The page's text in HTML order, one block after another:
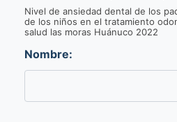
Nivel de ansiedad dental de los
de los niños en el tratamiento
salud las moras Huánuco 2022
Nombre: